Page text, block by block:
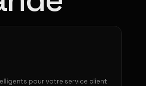
pour votre service client